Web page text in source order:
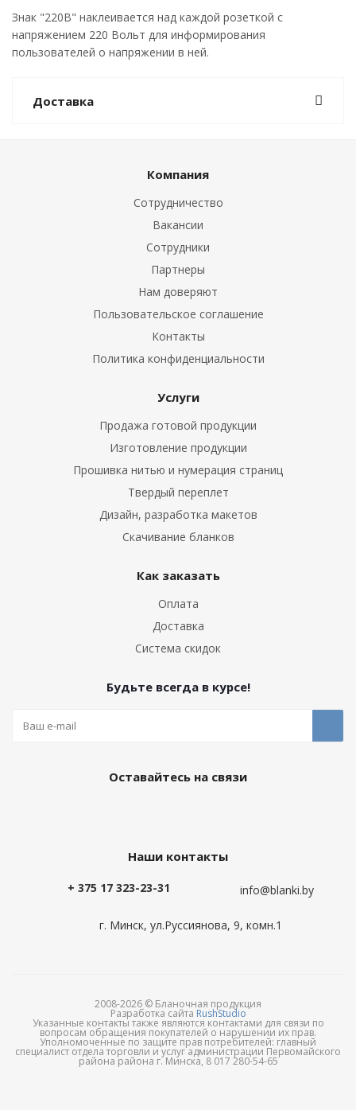
Знак "220В" наклеивается над каждой розеткой с
напряжением 220 Вольт для информирования
пользователей о напряжении в ней.
Доставка
Компания
Сотрудничество
Вакансии
Сотрудники
Партнеры
Нам доверяют
Пользовательское соглашение
Контакты
Политика конфиденциальности
Услуги
Продажа готовой продукции
Изготовление продукции
Прошивка нитью и нумерация страниц
Твердый переплет
Дизайн, разработка макетов
Скачивание бланков
Как заказать
Оплата
Доставка
Система скидок
Будьте всегда в курсе!
Оставайтесь на связи
Наши контакты
+ 375 17 323-23-31 info@blanki.by
г. Минск, ул.Руссиянова, 9, комн.1
2008-2026 © Бланочная продукция
Разработка сайта RushStudio
Указанные контакты также являются контактами для связи по
вопросам обращения покупателей о нарушении их прав.
Уполномоченные по защите прав потребителей: главный
специалист отдела торговли и услуг администрации Первомайского
района района г. Минска, 8 017 280-54-65